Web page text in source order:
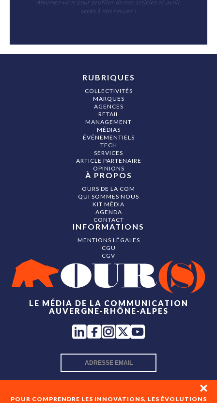
Abonnez-vous pour profiter de nos articles et avoir
accès à nos revues !
POUR COMPRENDRE LES INNOVATIONS, LES ÉVOLUTIONS
LE MÉDIA DE LA COMMUNICATION
AUVERGNE-RHÔNE-ALPES
RUBRIQUES
COLLECTIVITÉS
MARQUES
AGENCES
RETAIL
MANAGEMENT
MÉDIAS
ÉVÉNEMENTIELS
TECH
SERVICES
ARTICLE PARTENAIRE
OPINIONS
À PROPOS
OURS DE LA COM
QUI SOMMES NOUS
KIT MÉDIA
AGENDA
CONTACT
INFORMATIONS
MENTIONS LÉGALES
CGU
CGV